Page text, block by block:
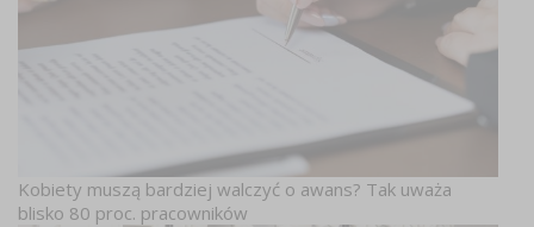
Kobiety muszą bardziej walczyć o awans? Tak uważa
blisko 80 proc. pracowników